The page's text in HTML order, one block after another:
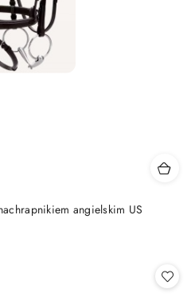
angielskim US